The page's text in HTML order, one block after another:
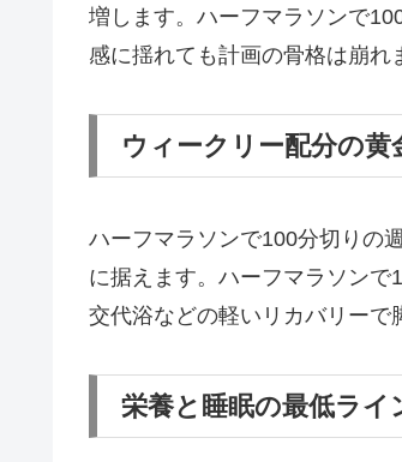
増します。ハーフマラソンで
感に揺れても計画の骨格は崩れ
ウィークリー配分の黄
ハーフマラソンで100分切りの
に据えます。ハーフマラソン
交代浴などの軽いリカバリーで
栄養と睡眠の最低ライ